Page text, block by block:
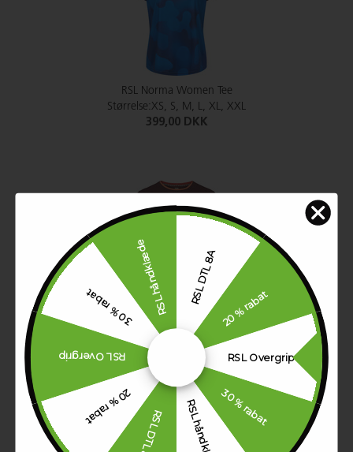
RSL Norma Women Tee
Størrelse:XS, S, M, L, XL, XXL
399,00 DKK
RSL Draco Unisex Tee
Størrelse:6, 8, 10, 12, 14, XS, S, M, L, XL, XXL, XXXL
399,00 DKK
RSL DTL 8A
20 % rabat
RSL Overgrip
30 % rabat
RSL DTL 8A
20 % rabat
RSL Overgrip
30 % rabatRSL håndklæde